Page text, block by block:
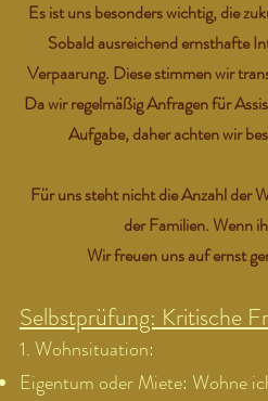
Es ist uns besonders wichtig, die
Sobald ausreichend ernsthafte
Verpaarung. Diese stimmen wir
Da wir regelmäßig Anfragen für
Aufgabe, daher achten wir
Für uns steht nicht die Anzahl der
der Familien. Wenn
Wir freuen uns auf ernst
Selbstprüfung: Kritische
1. Wohnsituation:
Eigentum oder Miete: Wohne